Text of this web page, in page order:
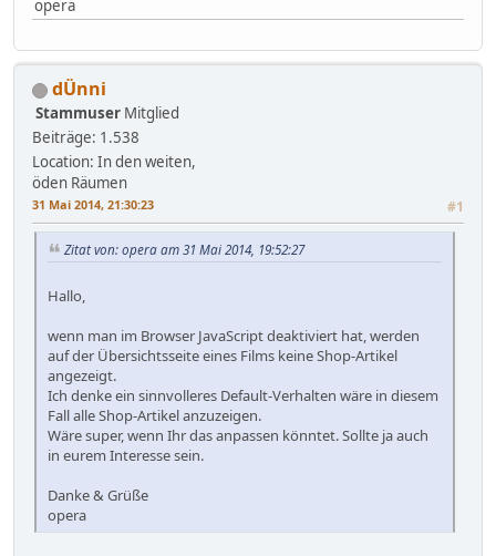
opera
dÜnni
Stammuser Mitglied
Beiträge: 1.538
Location: In den weiten,
öden Räumen
31 Mai 2014, 21:30:23 #1
Zitat von: opera am 31 Mai 2014, 19:52:27
Hallo,
wenn man im Browser JavaScript deaktiviert hat, werden
auf der Übersichtsseite eines Films keine Shop-Artikel
angezeigt.
Ich denke ein sinnvolleres Default-Verhalten wäre in diesem
Fall alle Shop-Artikel anzuzeigen.
Wäre super, wenn Ihr das anpassen könntet. Sollte ja auch
in eurem Interesse sein.
Danke & Grüße
opera